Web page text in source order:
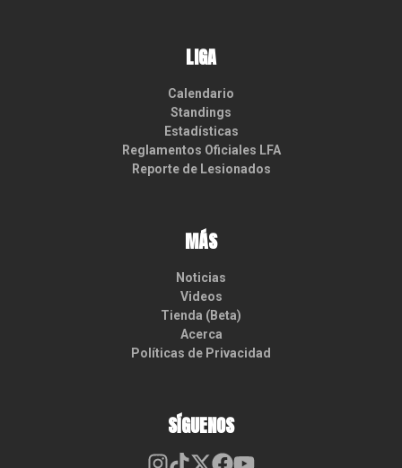
LIGA
Calendario
Standings
Estadísticas
Reglamentos Oficiales LFA
Reporte de Lesionados
MÁS
Noticias
Videos
Tienda (Beta)
Acerca
Políticas de Privacidad
SÍGUENOS